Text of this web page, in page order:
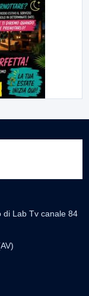
di Lab Tv canale 84